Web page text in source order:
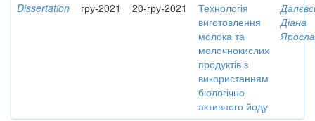
Dissertation гру-2021 20-гру-2021
Технологія
виготовлення
молока та
молочнокислих
продуктів з
використанням
біологічно
активного йоду
Діана